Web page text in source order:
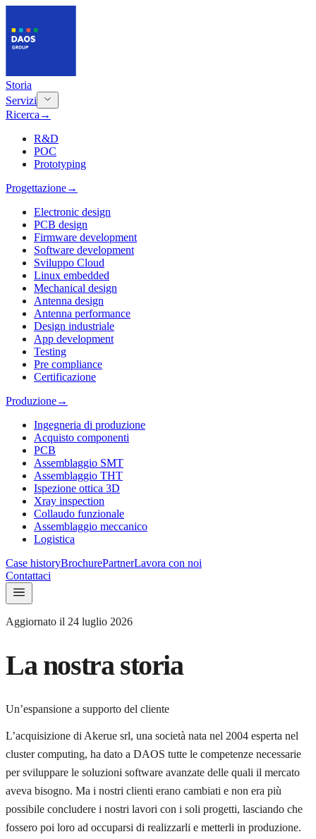
Storia
Servizi
Ricerca →
R&D
POC
Prototyping
Progettazione→
Electronic design
PCB design
Firmware development
Software development
Sviluppo Cloud
Linux embedded
Mechanical design
Antenna design
Antenna performance
Design industriale
App development
Testing
Pre compliance
Certificazione
Produzione→
Ingegneria di produzione
Acquisto componenti
PCB
Assemblaggio SMT
Assemblaggio THT
Ispezione ottica 3D
Xray inspection
Collaudo funzionale
Assemblaggio meccanico
Logistica
Case historyBrochurePartnerLavora con noi
Contattaci
Aggiornato il 24 luglio 2026
La nostra storia
Un’espansione a supporto del cliente
L’acquisizione di Akerue srl, una società nata nel 2004 esperta nel
cluster computing, ha dato a DAOS tutte le competenze necessarie
per sviluppare le soluzioni software avanzate delle quali il mercato
aveva bisogno. Ma i nostri clienti erano cambiati e non era più
possibile concludere i nostri lavori con i soli progetti, lasciando che
fossero poi loro ad occuparsi di realizzarli e metterli in produzione.